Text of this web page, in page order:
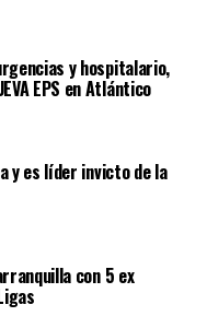
y hospitalario,
EPS en Atlántico
y es líder invicto de la
con 5 ex